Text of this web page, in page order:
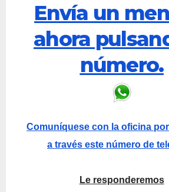
Envía un
ahora
número.
Comuníquese con la oficina
a través este número de
Le responderemos